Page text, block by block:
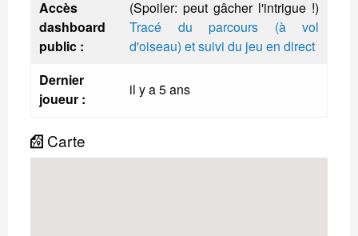
Accès
dashboard
public :
(Spoiler: peut gâcher l'intrigue !)
Tracé du parcours (à vol
d'oiseau) et suivi du jeu en direct
Dernier
joueur :
il y a 5 ans
Carte